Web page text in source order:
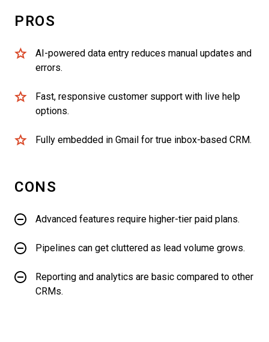
PROS
AI-powered data entry reduces manual updates and
errors.
Fast, responsive customer support with live help
options.
Fully embedded in Gmail for true inbox-based CRM.
CONS
Advanced features require higher-tier paid plans.
Pipelines can get cluttered as lead volume grows.
Reporting and analytics are basic compared to other
CRMs.